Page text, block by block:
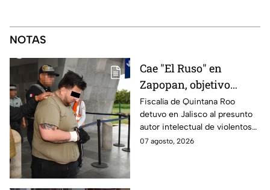
NOTAS
Cae "El Ruso" en
Zapopan, objetivo
prioritario en Playa del
Carmen
Fiscalía de Quintana Roo
detuvo en Jalisco al presunto
autor intelectual de violentos
ataques en fraccionamientos
07 agosto, 2026